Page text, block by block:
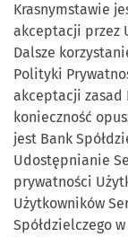
Krasnymstawie
akceptacji przez
Dalsze
Polityki
akceptacji zasad
konieczność
jest Bank
Udostępnianie
prywatności
Użytkowników
Spółdzielczego